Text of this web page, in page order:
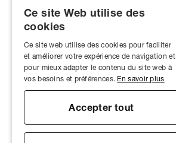
Ce site Web utilise des
cookies
Ce site web utilise des cookies pour faciliter
et améliorer votre expérience de navigation et
pour mieux adapter le contenu du site web à
vos besoins et préférences. En savoir plus
Accepter tout